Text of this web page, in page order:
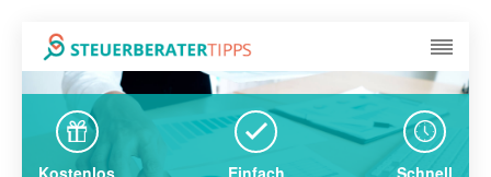
Kostenlos Einfach
Schnell